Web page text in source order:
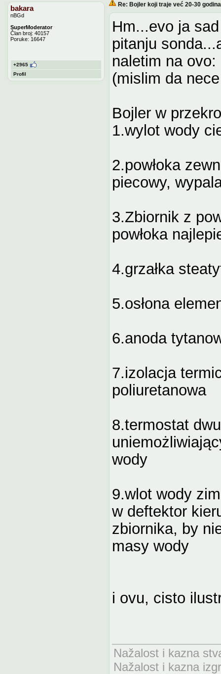
bakara
nBGd
SuperModerator
Član broj: 40157
Poruke: 16647
+2965
Profil
Re: Bojler koji traje već 20-30
Hm...evo ja
pitanju
naletim na ovo:
(mislim da
Bojler w
1.wylot wody
2.powłoka
piecowy,
3.Zbiornik z
powłoka
4.grzałka
5.osłona
6.anoda
7.izolacja
poliuretanowa
8.termostat
wody
9.wlot wody
w deftektor
zbiornika, by
masy wody
i ovu, cisto
Nažalost i kazna
Nažalost i kazna